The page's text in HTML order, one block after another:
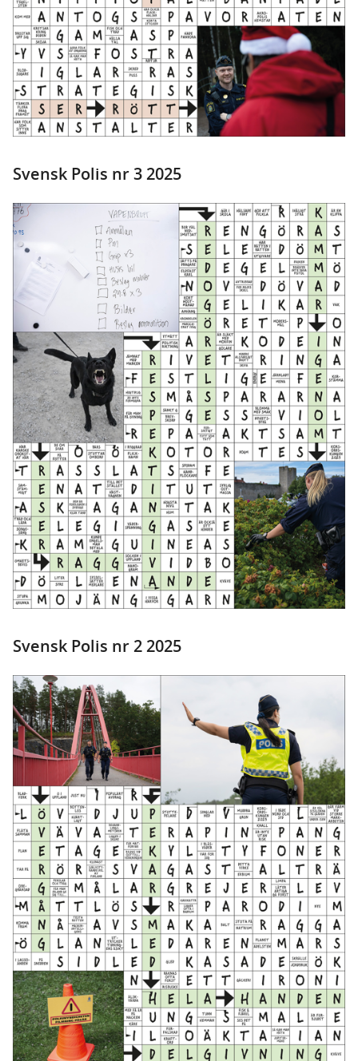
Svensk Polis nr 3 2025
Svensk Polis nr 2 2025